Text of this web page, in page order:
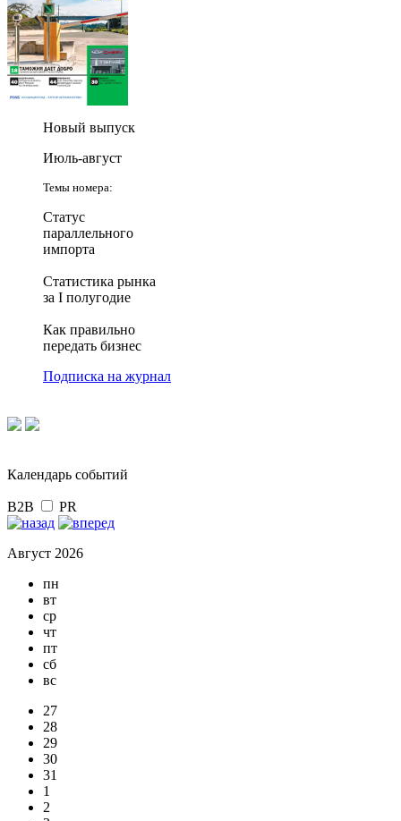
Новый выпуск
Июль-август
Темы номера:
Статус
параллельного
импорта
Статистика рынка
за I полугодие
Как правильно
передать бизнес
Подписка на журнал
Календарь событий
B2B PR
Август 2026
пн
вт
ср
чт
пт
сб
вс
27
28
29
30
31
1
2